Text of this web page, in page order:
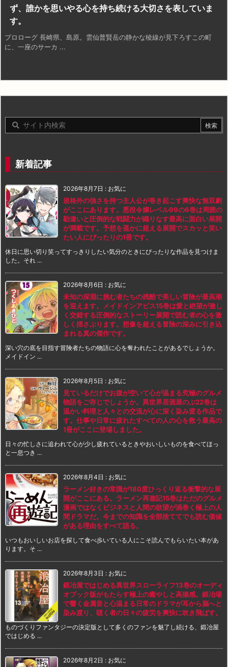
ず、誰かを思いやる心を持ち続ける大切さを表していま
す。
プロローグ 長崎県、島原。雲仙普賢岳の静かな稜線が見下ろすこの町
に、一座のサーカ ...
新着記事
2026年8月7日 : お気に
規格外の強さを持つ主人公が巻き起こす爽快な無双劇
がここにあります。悪役令嬢レベル99の6巻は周囲の
勘違いと圧倒的な戦闘力が織りなす最高に面白い展開
が満載です。予想を遥かに超える展開でスカッと笑い
たい人にぴったりの1冊です。
休日に思い切り笑ってすっきりしたい気分のときにぴったりな作品を見つけま
した。それ ...
2026年8月6日 : お気に
未知の深淵に挑む者たちの残酷で美しい冒険が最高潮
を迎えます。メイドインアビス15巻は愛と絶望が激し
く交錯する圧倒的なストーリー展開で読む者の心を激
しく揺さぶります。想像を超える冒険の深みに引き込
まれる真の傑作です。
深い穴の底を目指す冒険者たちの物語に心を奪われたことがあるでしょうか。
メイドイン ...
2026年8月5日 : お気に
見ているだけでお腹が空いて心が温まる究極のグルメ
物語をご存じでしょうか。異世界居酒屋のぶ22巻は
温かい料理と人々との交流が心に深く染み渡る作品で
す。仕事や日常に疲れたすべての人の心を救う最高の
1冊がここに登場しました。
日々の忙しさに追われて心が少し疲れているときやおいしいものを食べてほっ
と一息つき ...
2026年8月4日 : お気に
ラーメン好きの常識が180度ひっくり返る衝撃的な展
開がここにある。ラーメン再遊記15巻はただのグルメ
漫画ではなくビジネスと人間の欲望が渦巻く極上の人
間ドラマだ。今までの知識を全部捨ててでも読む価値
がある理由をすべて語る。
いつもおいしいお店を探して食べ歩いている人にこそ読んでもらいたい本があ
ります。そ ...
2026年8月3日 : お気に
鍛冶屋ではじめる異世界スローライフ13巻のオーディ
オブック版がもたらす極上の癒やしと高揚感。鍛冶場
で響く金属音と心温まる日常のドラマが耳から脳へと
染み渡り、聴く者の日々の疲労を爽快に吹き飛ばす。
ものづくりファンタジーの決定版として多くのファンを魅了し続ける、鍛冶屋
ではじめる ...
2026年8月2日 : お気に